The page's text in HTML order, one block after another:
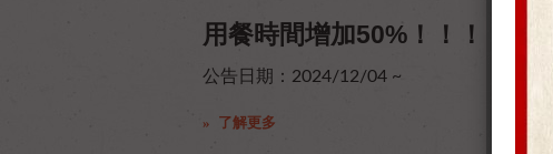
用餐時間增加50%！！！
公告日期：2024/12/04 ~
了解更多